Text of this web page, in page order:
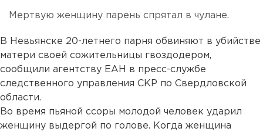
Мертвую женщину парень спрятал в чулане.
В Невьянске 20-летнего парня обвиняют в убийстве
матери своей сожительницы гвоздодером,
сообщили агентству ЕАН в пресс-службе
следственного управления СКР по Свердловской
области.
Во время пьяной ссоры молодой человек ударил
женщину выдергой по голове. Когда женщина